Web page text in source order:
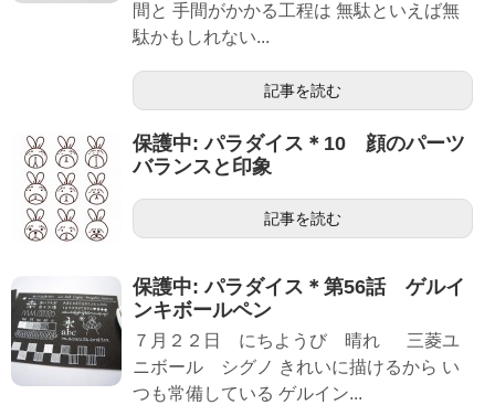
間と 手間がかかる工程は 無駄といえば無
駄かもしれない...
記事を読む
保護中: パラダイス＊10 顔のパーツ
バランスと印象
記事を読む
保護中: パラダイス＊第56話 ゲルイ
ンキボールペン
７月２２日 にちようび 晴れ 三菱ユ
ニボール シグノ きれいに描けるから い
つも常備している ゲルイン...